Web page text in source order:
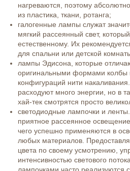
нагреваются, поэтому
из пластика, ткани, ротанга;
галогенные лампы служат
мягкий рассеянный свет,
естественному. Их
для спальни или детской
лампы Эдисона, которые
оригинальными формами колбы
конфигураций нити
расходуют много энергии, но в
хай-тек смотрятся просто
светодиодные лампочки и
приятное рассеянное
чего успешно применяются в
любых материалов.
цвета по своему усмотрению,
интенсивностью светового